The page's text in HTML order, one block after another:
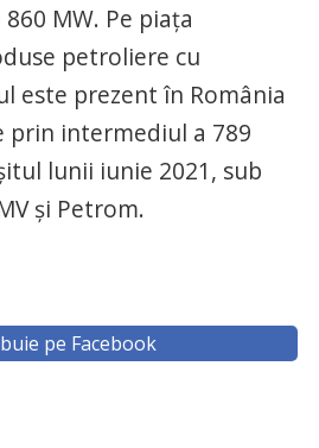
MW. Pe piața
petroliere cu
este prezent în România
prin intermediul a 789
lunii iunie 2021, sub
și Petrom.
pe Facebook